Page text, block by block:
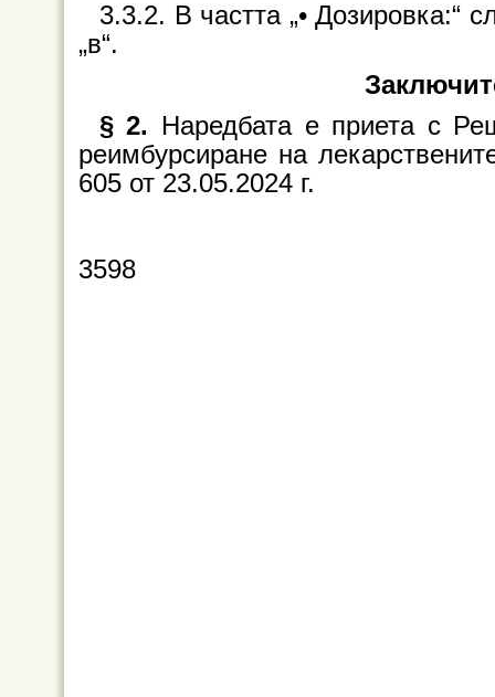
3.3.2. В частта „• Дозировка:“
„в“.
§ 2.
Наредбата е приета с
реимбурсиране на
605 от 23.05.2024 г.
3598